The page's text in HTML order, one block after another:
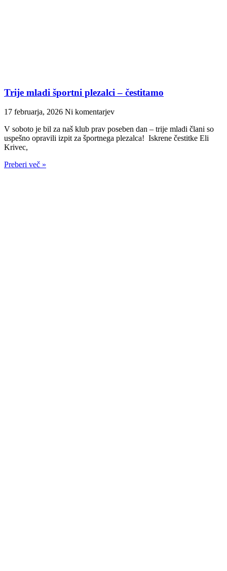
Trije mladi športni plezalci – čestitamo
17 februarja, 2026 Ni komentarjev
V soboto je bil za naš klub prav poseben dan – trije mladi člani so
uspešno opravili izpit za športnega plezalca! Iskrene čestitke Eli
Krivec,
Preberi več »